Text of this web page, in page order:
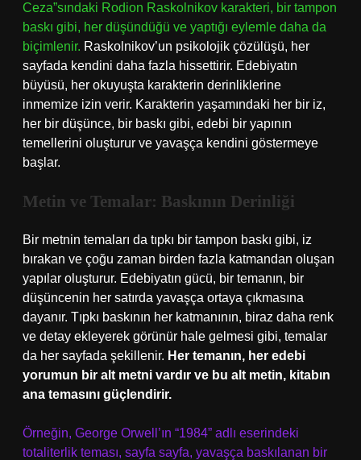
Ceza”sındaki Rodion Raskolnikov karakteri, bir tampon
baskı gibi, her düşündüğü ve yaptığı eylemle daha da
biçimlenir. Raskolnikov’un psikolojik çözülüşü, her
sayfada kendini daha fazla hissettirir. Edebiyatın
büyüsü, her okuyuşta karakterin derinliklerine
inmemize izin verir. Karakterin yaşamındaki her bir iz,
her bir düşünce, bir baskı gibi, edebi bir yapının
temellerini oluşturur ve yavaşça kendini göstermeye
başlar.
Metin ve Temalar: Baskının Derinliği
Bir metnin temaları da tıpkı bir tampon baskı gibi, iz
bırakan ve çoğu zaman birden fazla katmandan oluşan
yapılar oluşturur. Edebiyatın gücü, bir temanın, bir
düşüncenin her satırda yavaşça ortaya çıkmasına
dayanır. Tıpkı baskının her katmanının, biraz daha renk
ve detay ekleyerek görünür hale gelmesi gibi, temalar
da her sayfada şekillenir. Her temanın, her edebi
yorumun bir alt metni vardır ve bu alt metin, kitabın
ana temasını güçlendirir.
Örneğin, George Orwell’ın “1984” adlı eserindeki
totaliterlik teması, sayfa sayfa, yavaşça baskılanan bir